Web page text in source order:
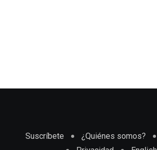
Suscríbete ¿Quiénes somos?